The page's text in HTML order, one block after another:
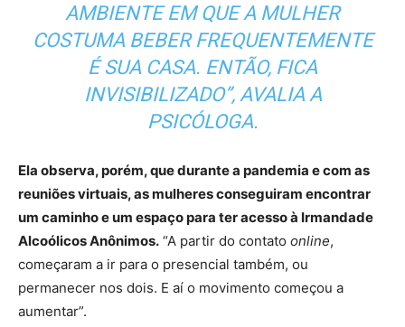
AMBIENTE EM QUE A MULHER
COSTUMA BEBER FREQUENTEMENTE
É SUA CASA. ENTÃO, FICA
INVISIBILIZADO”, AVALIA A
PSICÓLOGA.
Ela observa, porém, que durante a pandemia e com as
reuniões virtuais, as mulheres conseguiram encontrar
um caminho e um espaço para ter acesso à Irmandade
Alcoólicos Anônimos. “A partir do contato online,
começaram a ir para o presencial também, ou
permanecer nos dois. E aí o movimento começou a
aumentar”.